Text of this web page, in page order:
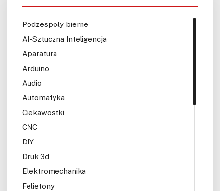
Podzespoły bierne
AI-Sztuczna Inteligencja
Aparatura
Arduino
Audio
Automatyka
Ciekawostki
CNC
DIY
Druk 3d
Elektromechanika
Felietony